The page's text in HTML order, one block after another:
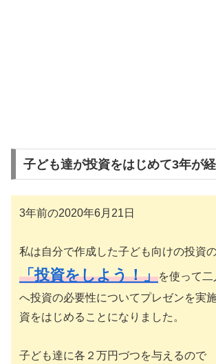
子ども達が投資をはじめて3年が
3年前の2020年6月21日
私は自分で作成した子ども向けの投資
「投資をしよう！」を使って
へ投資の必要性についてプレゼンを実
資をはじめることになりました。
子ども達に各２万円づつを与えるので